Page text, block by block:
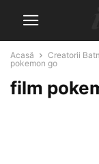
Acasă Creatorii
pokemon go
film